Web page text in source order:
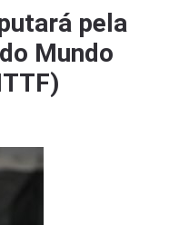
pela
Mundo